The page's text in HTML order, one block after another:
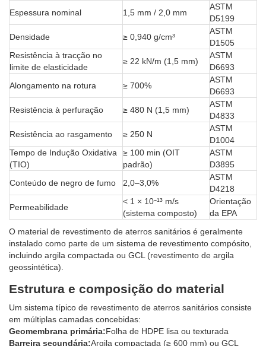
Espessura nominal
1,5 mm / 2,0 mm
ASTM
D5199
Densidade
≥ 0,940 g/cm³
ASTM
D1505
Resistência à tracção no
limite de elasticidade
≥ 22 kN/m (1,5 mm)
ASTM
D6693
Alongamento na rotura
≥ 700%
ASTM
D6693
Resistência à perfuração
≥ 480 N (1,5 mm)
ASTM
D4833
Resistência ao rasgamento
≥ 250 N
ASTM
D1004
Tempo de Indução Oxidativa
(TIO)
≥ 100 min (OIT
padrão)
ASTM
D3895
Conteúdo de negro de fumo
2,0–3,0%
ASTM
D4218
Permeabilidade
< 1 × 10⁻¹³ m/s
(sistema composto)
Orientação
da EPA
O material de revestimento de aterros sanitários é geralmente
instalado como parte de um sistema de revestimento compósito,
incluindo argila compactada ou GCL (revestimento de argila
geossintética).
Estrutura e composição do material
Um sistema típico de revestimento de aterros sanitários consiste
em múltiplas camadas concebidas:
Geomembrana primária:Folha de HDPE lisa ou texturada
Barreira secundária:Argila compactada (≥ 600 mm) ou GCL